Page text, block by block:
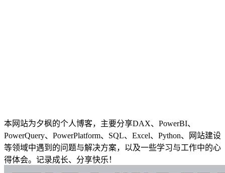
本网站为夕枫的个人博客，主要分享DAX、PowerBI、
PowerQuery、PowerPlatform、SQL、Excel、Python、网站建设
等领域中遇到的问题与解决方案，以及一些学习与工作中的心
得体会。记录成长、分享快乐！